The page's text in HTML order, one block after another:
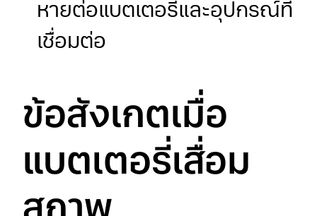
หายต่อแบตเตอรี่และอุปกรณ์ที่
เชื่อมต่อ
ข้อสังเกตเมื่อ
แบตเตอรี่เสื่อม
สภาพ